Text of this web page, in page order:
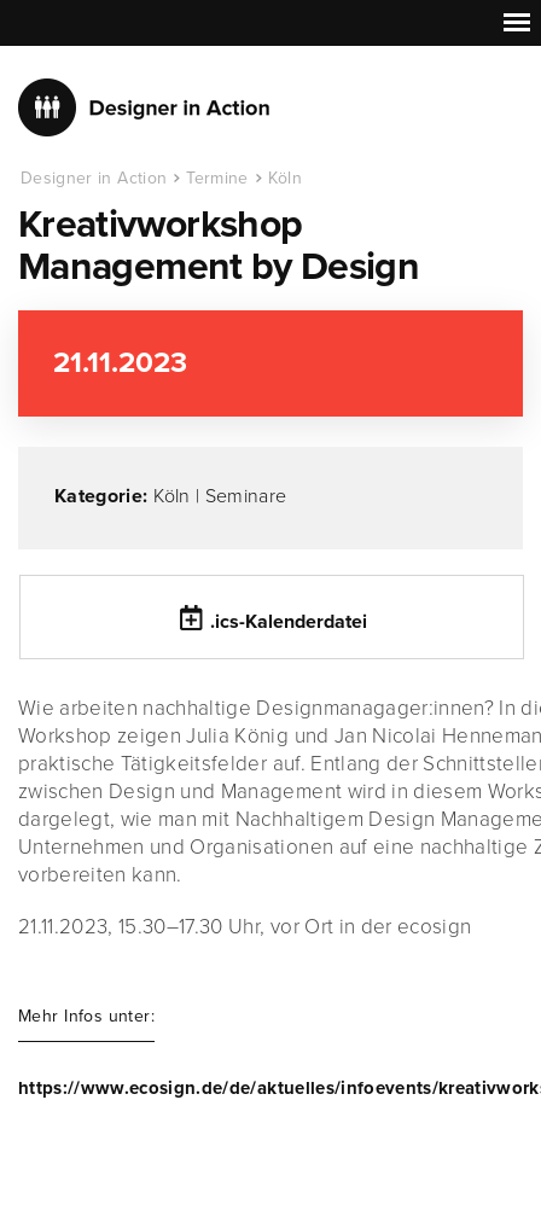
Designer in Action Termine Köln
Kreativworkshop
Management by Design
21.11.2023
Kategorie: Köln | Seminare
.ics-Kalenderdatei
Wie arbeiten nachhaltige Designmanagager:innen? In
Workshop zeigen Julia König und Jan Nicolai
praktische Tätigkeitsfelder auf. Entlang der
zwischen Design und Management wird in diesem
dargelegt, wie man mit Nachhaltigem Design
Unternehmen und Organisationen auf eine nachhaltige
vorbereiten kann.
21.11.2023, 15.30–17.30 Uhr, vor Ort in der ecosign
Mehr Infos unter:
https://www.ecosign.de/de/aktuelles/infoevents/